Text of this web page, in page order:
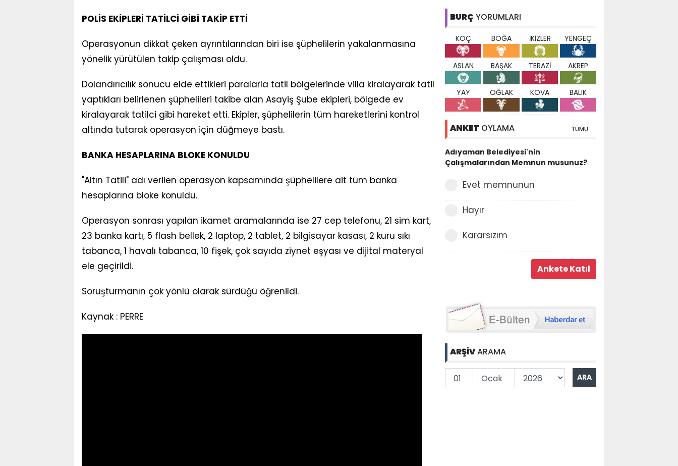
POLİS EKİPLERİ TATİLCİ GİBİ TAKİP ETTİ
Operasyonun dikkat çeken ayrıntılarından biri ise şüphelilerin yakalanmasına
yönelik yürütülen takip çalışması oldu.
Dolandırıcılık sonucu elde ettikleri paralarla tatil bölgelerinde villa kiralayarak tatil
yaptıkları belirlenen şüphelileri takibe alan Asayiş Şube ekipleri, bölgede ev
kiralayarak tatilci gibi hareket etti. Ekipler, şüphelilerin tüm hareketlerini kontrol
altında tutarak operasyon için düğmeye bastı.
BANKA HESAPLARINA BLOKE KONULDU
"Altın Tatili" adı verilen operasyon kapsamında şüphelilere ait tüm banka
hesaplarına bloke konuldu.
Operasyon sonrası yapılan ikamet aramalarında ise 27 cep telefonu, 21 sim kart,
23 banka kartı, 5 flash bellek, 2 laptop, 2 tablet, 2 bilgisayar kasası, 2 kuru sıkı
tabanca, 1 havalı tabanca, 10 fişek, çok sayıda ziynet eşyası ve dijital materyal
ele geçirildi.
Soruşturmanın çok yönlü olarak sürdüğü öğrenildi.
Kaynak : PERRE
BURÇ YORUMLARI
KOÇ BOĞA İKİZLER YENGEÇ
ASLAN BAŞAK TERAZİ AKREP
YAY OĞLAK KOVA BALIK
ANKET OYLAMA TÜMÜ
Adıyaman Belediyesi'nin
Çalışmalarından Memnun musunuz?
Evet memnunun
Hayır
Kararsızım
ARŞİVARAMA